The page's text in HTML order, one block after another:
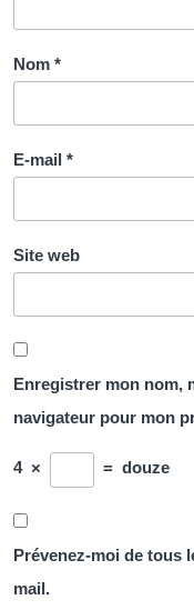
Nom *
E-mail *
Site web
Enregistrer mon nom,
navigateur pour mon
4 × = douze
Prévenez-moi de tous
mail.